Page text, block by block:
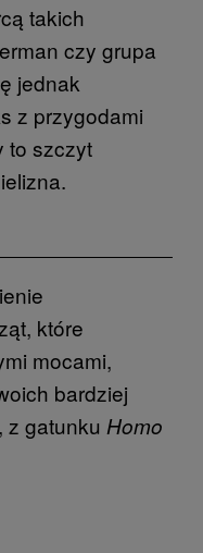
takich
czy grupa
jednak
z przygodami
to szczyt
które
mocami,
bardziej
z gatunku Homo